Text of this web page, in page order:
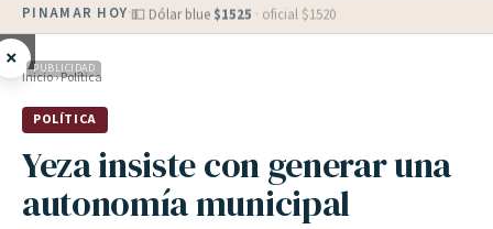
PINAMAR HOY·💵 Dólar blue $1525 · oficial $1520
× PUBLICIDAD
Inicio›Política
POLÍTICA
Yeza insiste con generar una
autonomía municipal